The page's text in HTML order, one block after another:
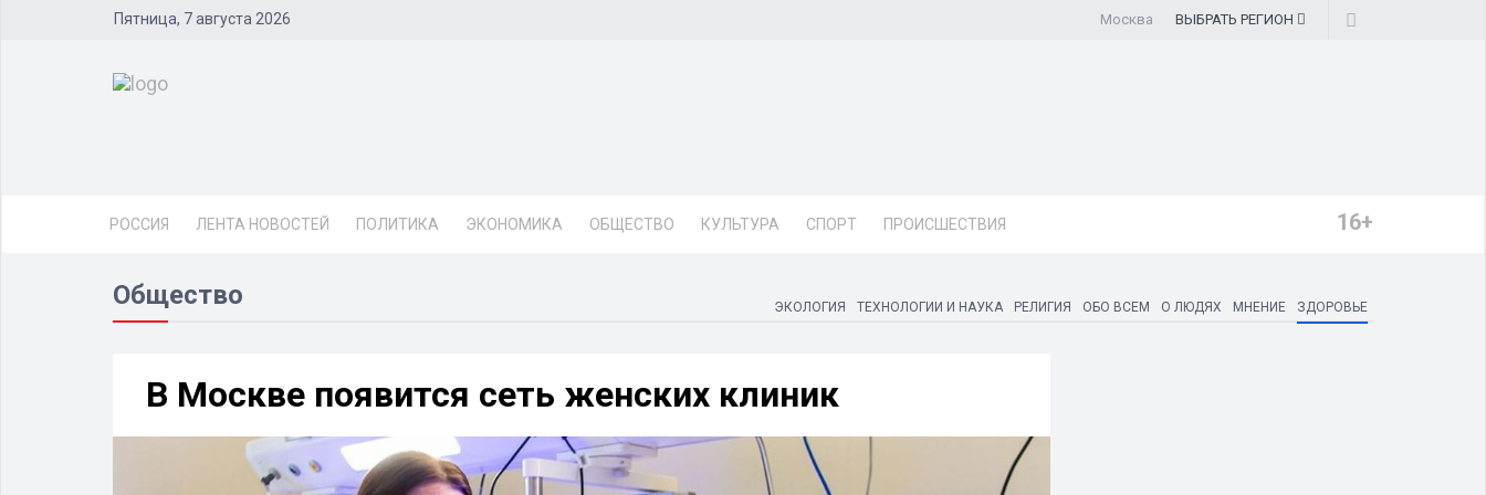
Пятница, 7 августа 2026 Москва ВЫБРАТЬ РЕГИОН
РОССИЯ ЛЕНТА НОВОСТЕЙ ПОЛИТИКА ЭКОНОМИКА ОБЩЕСТВО КУЛЬТУРА СПОРТ ПРОИСШЕСТВИЯ 16+
Общество ЭКОЛОГИЯ ТЕХНОЛОГИИ И НАУКА РЕЛИГИЯ ОБО ВСЕМ О ЛЮДЯХ МНЕНИЕ ЗДОРОВЬЕ
В Москве появится сеть женских клиник